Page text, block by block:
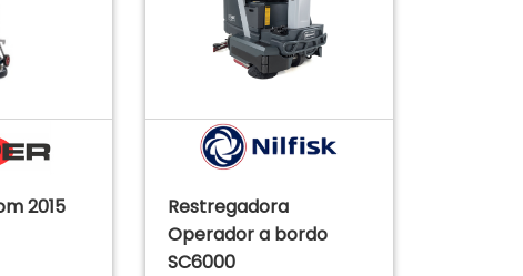
2015
Restregadora
Operador a bordo
SC6000